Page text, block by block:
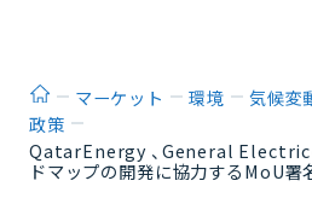
ホームマーケット 環境 気候変
政策
QatarEnergy 、General
ドマップの開発に協力するMoU署